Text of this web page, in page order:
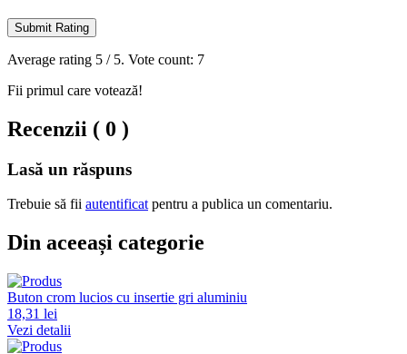
Submit Rating
Average rating 5 / 5. Vote count: 7
Fii primul care votează!
Recenzii ( 0 )
Lasă un răspuns
Trebuie să fii autentificat pentru a publica un comentariu.
Din aceeași categorie
Buton crom lucios cu insertie gri aluminiu
18,31 lei
Vezi detalii